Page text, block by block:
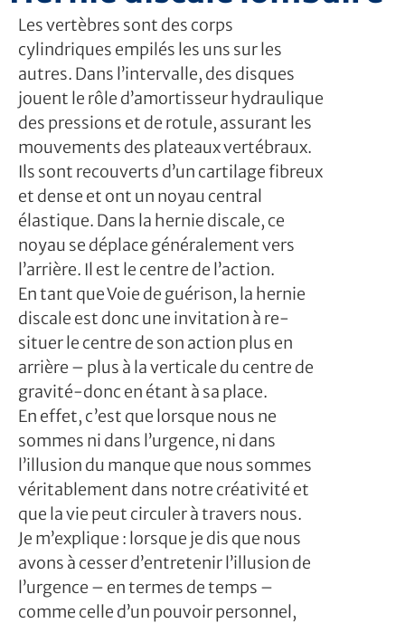
Les vertèbres sont des corps
cylindriques empilés les uns sur les
autres. Dans l’intervalle, des disques
jouent le rôle d’amortisseur hydraulique
des pressions et de rotule, assurant les
mouvements des plateaux vertébraux.
Ils sont recouverts d’un cartilage fibreux
et dense et ont un noyau central
élastique. Dans la hernie discale, ce
noyau se déplace généralement vers
l’arrière. Il est le centre de l’action.
En tant que Voie de guérison, la hernie
discale est donc une invitation à re-
situer le centre de son action plus en
arrière – plus à la verticale du centre de
gravité-donc en étant à sa place.
En effet, c’est que lorsque nous ne
sommes ni dans l’urgence, ni dans
l’illusion du manque que nous sommes
véritablement dans notre créativité et
que la vie peut circuler à travers nous.
Je m’explique : lorsque je dis que nous
avons à cesser d’entretenir l’illusion de
l’urgence – en termes de temps –
comme celle d’un pouvoir personnel,